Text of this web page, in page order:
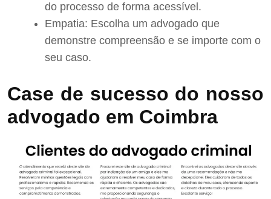
do processo de forma acessível.
Empatia: Escolha um advogado que
demonstre compreensão e se importe com o
seu caso.
Case de sucesso do nosso
advogado em Coimbra